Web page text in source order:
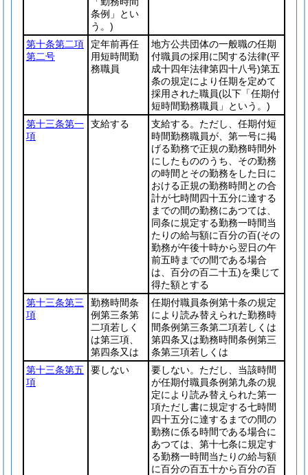
条例」とい
う。)
第十条第二項
第二号
定年前再任
用短時間勤
務職員
地方公共団体の一般職の任期
付職員の採用に関する法律(平
成十四年法律第四十八号)第五
条の規定により任期を定めて
採用された職員(以下「任期付
短時間勤務職員」という。)
第十三条第一
項
支給する
支給する。ただし、任期付短
時間勤務職員が、第一号に掲
げる勤務で正規の勤務時間外
にしたもののうち、その勤務
の時間とその勤務をした日に
おける正規の勤務時間との合
計が七時間四十五分に達する
までの間の勤務にあつては、
同条に規定する勤務一時間当
たりの給与額に百分の百(その
勤務が午後十時から翌日の午
前五時までの間である場合
は、百分の百二十五)を乗じて
得た額とする
第十三条第三
項
勤務時間条
例第三条第
二項若しく
は第三項、
第四条又は
任期付職員条例第十条の規定
により読み替えられた勤務時
間条例第三条第二項若しくは
第四条又は勤務時間条例第三
条第三項若しくは
第十三条第五
項
要しない
要しない。ただし、当該時間
が任期付職員条例第九条の規
定により読み替えられた第一
項ただし書に規定する七時間
四十五分に達するまでの間の
勤務に係る時間である場合に
あつては、第十七条に規定す
る勤務一時間当たりの給与額
に百分の百五十から百分の百